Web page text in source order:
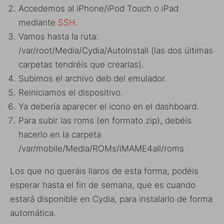
Accedemos al iPhone/iPod Touch o iPad
mediante SSH.
Vamos hasta la ruta:
/var/root/Media/Cydia/AutoInstall (las dos últimas
carpetas tendréis que crearlas).
Subimos el archivo deb del emulador.
Reiniciamos el dispositivo.
Ya debería aparecer el icono en el dashboard.
Para subir las roms (en formato zip), debéis
hacerlo en la carpeta
/var/mobile/Media/ROMs/iMAME4all/roms
Los que no queráis liaros de esta forma, podéis
esperar hasta el fin de semana, que es cuando
estará disponible en Cydia, para instalarlo de forma
automática.